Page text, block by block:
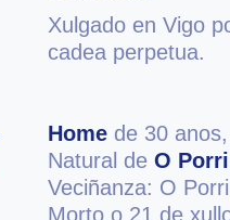
Xulgado en Vigo
cadea perpetua.
Home de 30
Natural de O
Veciñanza: O
Morto o 21 de